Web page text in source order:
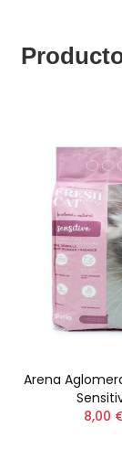
Arena
8,00